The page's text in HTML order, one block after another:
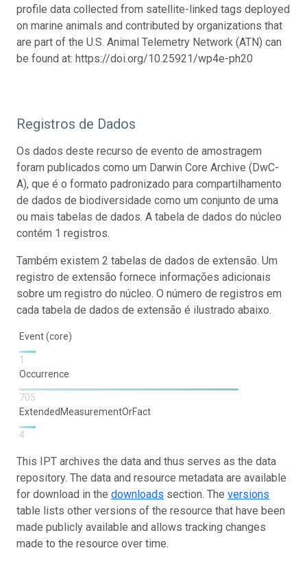
profile data collected from satellite-linked tags deployed
on marine animals and contributed by organizations that
are part of the U.S. Animal Telemetry Network (ATN) can
be found at: https://doi.org/10.25921/wp4e-ph20
Registros de Dados
Os dados deste recurso de evento de amostragem
foram publicados como um Darwin Core Archive (DwC-
A), que é o formato padronizado para compartilhamento
de dados de biodiversidade como um conjunto de uma
ou mais tabelas de dados. A tabela de dados do núcleo
contém 1 registros.
Também existem 2 tabelas de dados de extensão. Um
registro de extensão fornece informações adicionais
sobre um registro do núcleo. O número de registros em
cada tabela de dados de extensão é ilustrado abaixo.
Event (core)
1
Occurrence
705
ExtendedMeasurementOrFact
4
This IPT archives the data and thus serves as the data
repository. The data and resource metadata are available
for download in the downloads section. The versions
table lists other versions of the resource that have been
made publicly available and allows tracking changes
made to the resource over time.